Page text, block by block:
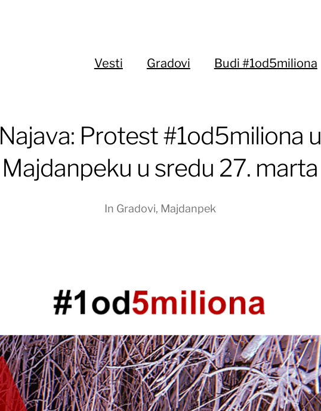
Vesti Gradovi Budi #1od5miliona
Najava: Protest #1od5miliona u
Majdanpeku u sredu 27. marta
In Gradovi, Majdanpek